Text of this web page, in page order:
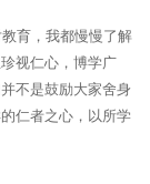
育，我都慢慢了解
视仁心，博学广
不是鼓励大家舍身
仁者之心，以所学